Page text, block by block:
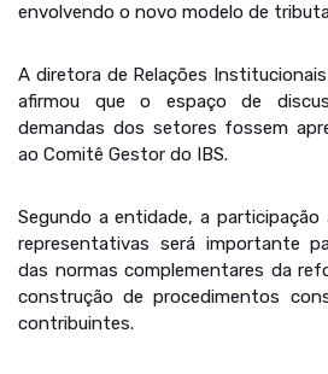
envolvendo o novo modelo de
A diretora de Relações Institucionais
afirmou que o espaço de
demandas dos setores fossem
ao Comitê Gestor do IBS.
Segundo a entidade, a participação
representativas será importante
das normas complementares da
construção de procedimentos
contribuintes.